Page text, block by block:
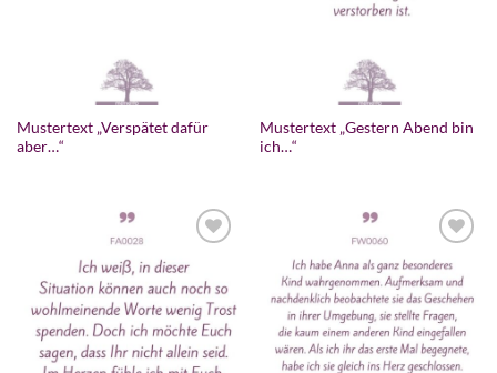
Mustertext „Verspätet dafür
aber…“
Mustertext „Gestern Abend bin
ich…“